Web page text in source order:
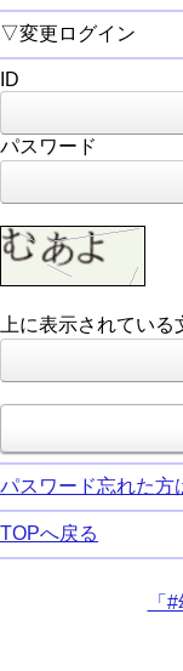
▽変更ログイン
ID
パスワード
上に表示されてい
パスワード忘れた方
TOPへ戻る
「